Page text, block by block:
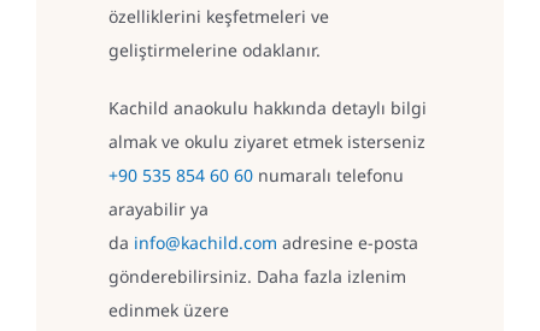
özelliklerini keşfetmeleri ve
geliştirmelerine odaklanır.
Kachild anaokulu hakkında detaylı bilgi
almak ve okulu ziyaret etmek isterseniz
+90 535 854 60 60numaralı telefonu
arayabilir ya
da info@kachild.com adresine e-posta
gönderebilirsiniz. Daha fazla izlenim
edinmek üzere